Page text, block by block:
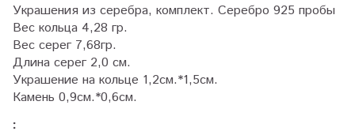
Украшения из серебра, комплект. Серебро 925 пробы
Вес кольца 4,28 гр.
Вес серег 7,68гр.
Длина серег 2,0 см.
Украшение на кольце 1,2см.*1,5см.
Камень 0,9см.*0,6см.
: